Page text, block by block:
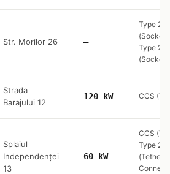
Str. Morilor 26 —
Type 2
(Socket
Type 2
(Socket
Strada
Barajului 12
120 kW CCS
Splaiul
Independenței
13
60 kW
CCS
Type 2